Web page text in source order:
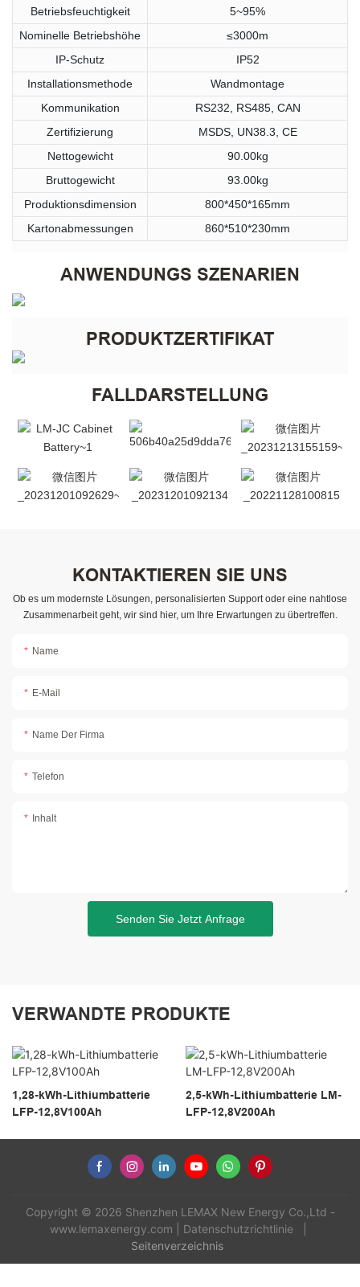
Betriebsfeuchtigkeit
5~95%
Nominelle Betriebshöhe
≤3000m
IP-Schutz
IP52
Installationsmethode
Wandmontage
Kommunikation
RS232, RS485, CAN
Zertifizierung
MSDS, UN38.3, CE
Nettogewicht
90.00kg
Bruttogewicht
93.00kg
Produktionsdimension
800*450*165mm
Kartonabmessungen
860*510*230mm
ANWENDUNGS SZENARIEN
PRODUKTZERTIFIKAT
FALLDARSTELLUNG
KONTAKTIEREN SIE UNS
Ob es um modernste Lösungen, personalisierten Support oder eine nahtlose
Zusammenarbeit geht, wir sind hier, um Ihre Erwartungen zu übertreffen.
Name
E-Mail
Name Der Firma
Telefon
Inhalt
Senden Sie Jetzt Anfrage
VERWANDTE PRODUKTE
1,28-kWh-Lithiumbatterie
LFP-12,8V100Ah
2,5-kWh-Lithiumbatterie LM-
LFP-12,8V200Ah
Copyright © 2026 Shenzhen LEMAX New Energy Co.,Ltd -
www.lemaxenergy.com
Datenschutzrichtlinie
Seitenverzeichnis